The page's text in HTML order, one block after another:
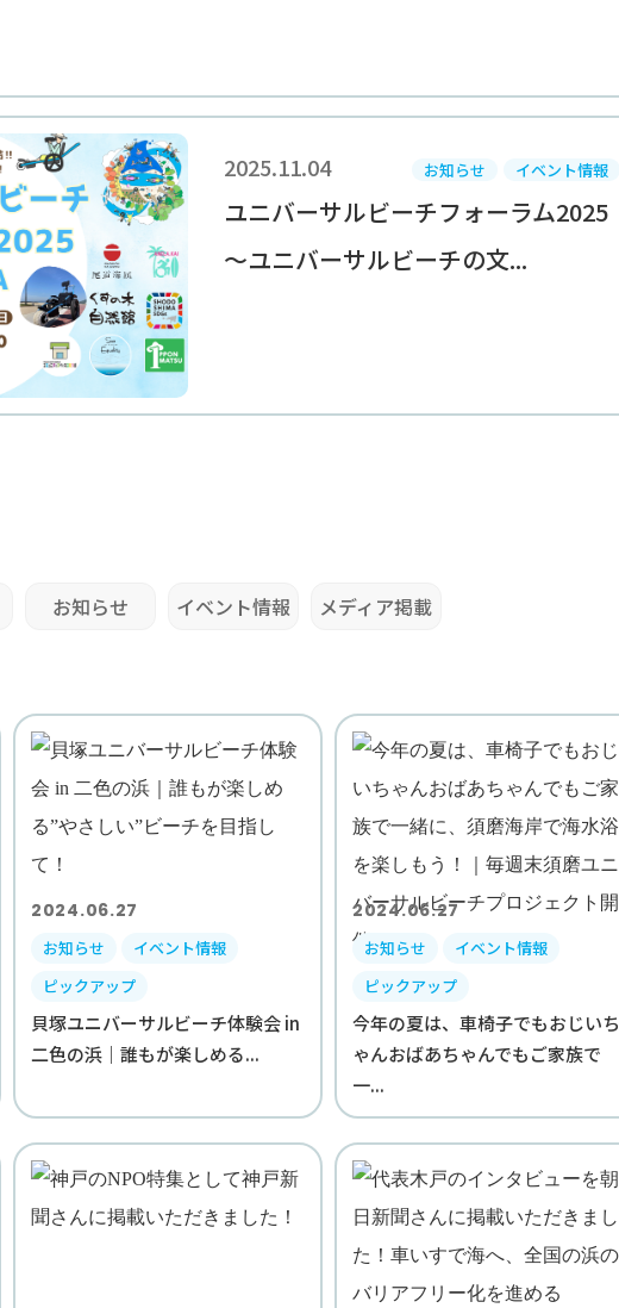
2025.11.04 お知らせ イベント情報
ユニバーサルビーチフォーラム2025
～ユニバーサルビーチの文...
お知らせ イベント情報 メディア掲載
2024.06.27
お知らせ
イベント情報
ピックアップ
貝塚ユニバーサルビーチ体験会 in
二色の浜｜誰もが楽しめる...
2024.06.27
お知らせ
イベント情報
ピックアップ
今年の夏は、車椅子でもおじいち
ゃんおばあちゃんでもご家族で
一...